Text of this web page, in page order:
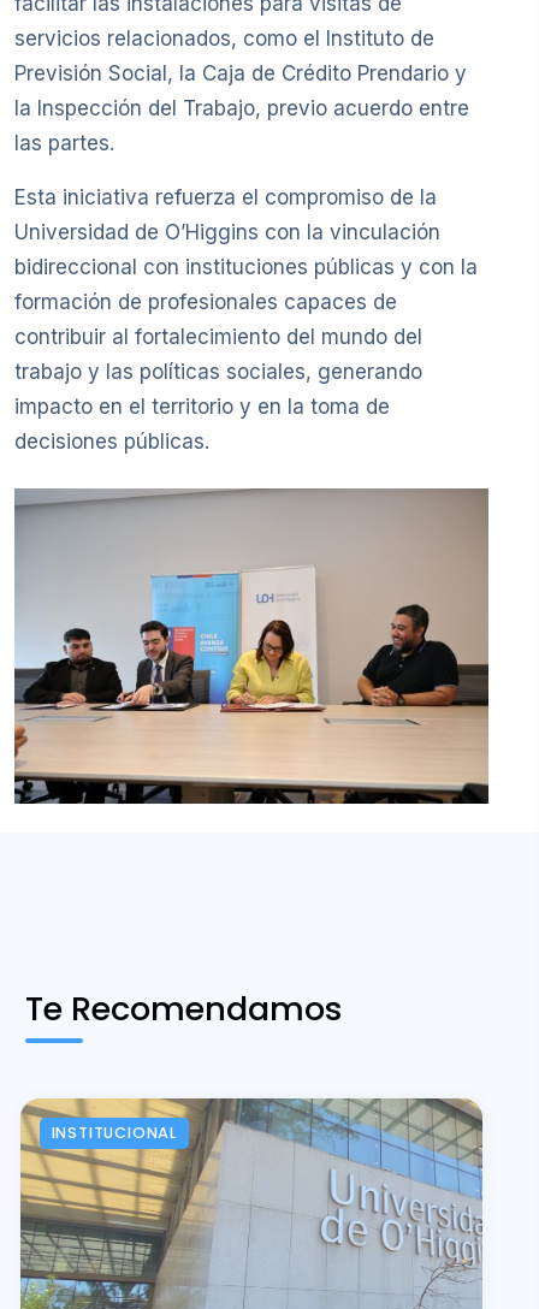
servicios relacionados, como el Instituto de
Previsión Social, la Caja de Crédito Prendario y
la Inspección del Trabajo, previo acuerdo entre
las partes.
Esta iniciativa refuerza el compromiso de la
Universidad de O’Higgins con la vinculación
bidireccional con instituciones públicas y con la
formación de profesionales capaces de
contribuir al fortalecimiento del mundo del
trabajo y las políticas sociales, generando
impacto en el territorio y en la toma de
decisiones públicas.
Te Recomendamos
INSTITUCIONAL